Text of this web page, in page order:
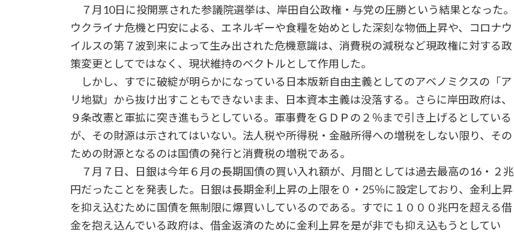
７月10日に投開票された参議院選挙は、岸田自公政権・与党の圧勝という結果となった。
ウクライナ危機と円安による、エネルギーや食糧を始めとした深刻な物価上昇や、コロナウ
イルスの第７波到来によって生み出された危機意識は、消費税の減税など現政権に対する政
策変更としてではなく、現状維持のベクトルとして作用した。
しかし、すでに破綻が明らかになっている日本版新自由主義としてのアベノミクスの「ア
リ地獄」から抜け出すこともできないまま、日本資本主義は没落する。さらに岸田政府は、
９条改憲と軍拡に突き進もうとしている。軍事費をＧＤＰの２％まで引き上げるとしている
が、その財源は示されてはいない。法人税や所得税・金融所得への増税をしない限り、その
ための財源となるのは国債の発行と消費税の増税である。
７月７日、日銀は今年６月の長期国債の買い入れ額が、月間としては過去最高の16・２兆
円だったことを発表した。日銀は長期金利上昇の上限を０・25％に設定しており、金利上昇
を抑え込むために国債を無制限に爆買いしているのである。すでに１０００兆円を超える借
金を抱え込んでいる政府は、借金返済のために金利上昇を是が非でも抑え込もうとしてい